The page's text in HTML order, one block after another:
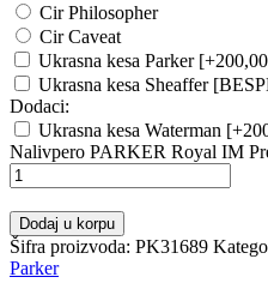
Cir Philosopher
Cir Caveat
Ukrasna kesa Parker
Ukrasna kesa Sheaffer
Dodaci:
Ukrasna kesa Waterman
Nalivpero PARKER Royal IM
Dodaj u korpu
Šifra proizvoda: PK31689
Parker